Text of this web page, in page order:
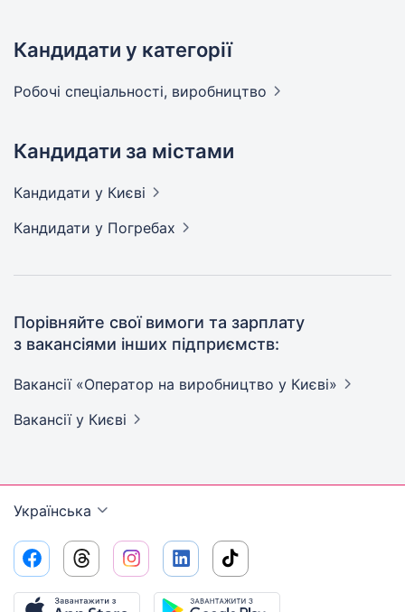
Кандидати у категорії
Робочі спеціальності, виробництво
Кандидати за містами
Кандидати у Києві
Кандидати у Погребах
Порівняйте свої вимоги та зарплату
з вакансіями інших підприємств:
Вакансії «Оператор на виробництво у Києві»
Вакансії у Києві
Українська